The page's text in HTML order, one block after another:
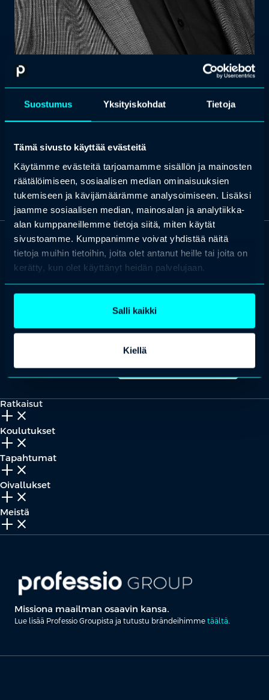
Suostumus Yksityiskohdat Tietoja
Tämä sivusto käyttää evästeitä
Käytämme evästeitä tarjoamamme sisällön ja mainosten
räätälöimiseen, sosiaalisen median ominaisuuksien
tukemiseen ja kävijämäärämme analysoimiseen. Lisäksi
jaamme sosiaalisen median, mainosalan ja analytiikka-
alan kumppaneillemme tietoja siitä, miten käytät
sivustoamme. Kumppanimme voivat yhdistää näitä
tietoja muihin tietoihin, joita olet antanut heille tai joita on
kerätty, kun olet käyttänyt heidän palvelujaan.
Salli kaikki
Kiellä
Juha Halme
Medical Advisor, AstraZeneca
OTA YHTEYTTÄ
Keilaranta 1 A, 02150 Espoo
+358 (0)20 780 6220
asiakaspalvelu@professio.fi
Kaikki yhteystiedot Yhteistyökumppaniksi?
Ratkaisut
add_2 close
Koulutukset
add_2 close
Tapahtumat
add_2 close
Oivallukset
add_2 close
Meistä
add_2 close
Missiona maailman osaavin kansa.
Lue lisää Professio Groupista ja tutustu brändeihimme täältä.